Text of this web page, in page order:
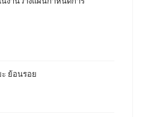
ะ ย้อนรอย